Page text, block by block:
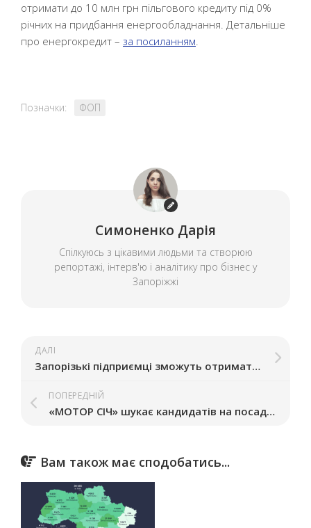
отримати до 10 млн грн пільгового кредиту під 0%
річних на придбання енергообладнання. Детальніше
про енергокредит – за посиланням.
Позначки: ФОП
Симоненко Дарія
Спілкуюсь з цікавими людьми та створюю
репортажі, інтерв'ю і аналітику про бізнес у
Запоріжжі
ДАЛІ
Запорізькі підприємці зможуть отримати компенсації без оцінки майна
ПОПЕРЕДНІЙ
«МОТОР СІЧ» шукає кандидатів на посаду генерального директора
Вам також має сподобатись...